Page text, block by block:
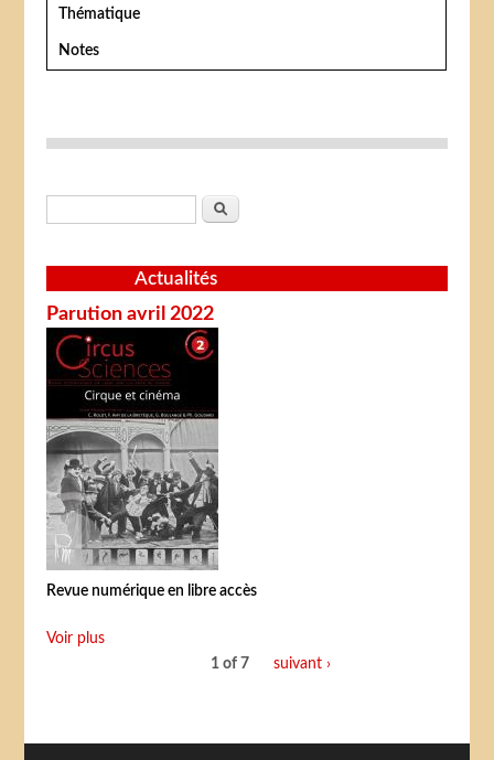
Thématique
Notes
Formulaire de recherche
Rechercher
Actualités
Parution avril 2022
Revue numérique en libre accès
Voir plus
1 of 7
suivant ›